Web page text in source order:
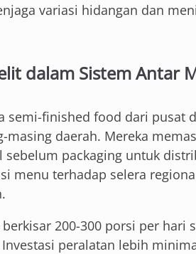
variasi hidangan dan
dalam Sistem Antar
semi-finished food dari pusat
masing daerah. Mereka
packaging untuk
menu terhadap selera
200-300 porsi per
Investasi peralatan lebih